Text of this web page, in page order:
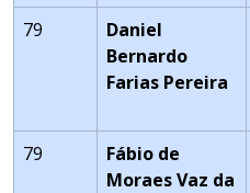
79
Daniel
Bernardo
Farias Pereira
79
Fábio de
Moraes Vaz da